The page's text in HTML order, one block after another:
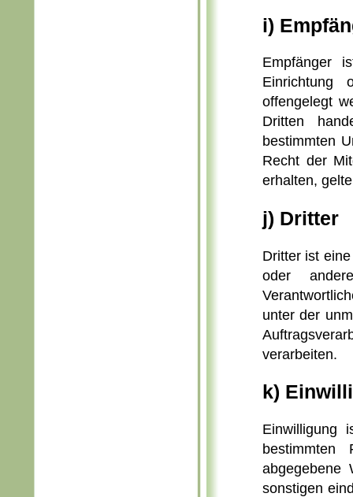
i)
Empfänger
Einrichtung
offengelegt
Dritten
bestimmten
Recht der
erhalten,
j) Dritter
Dritter ist
oder
unter der
verarbeiten.
k)
Einwilligung
bestimmten
abgegebene
sonstigen